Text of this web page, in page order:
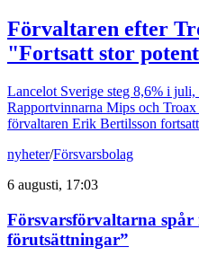
Förvaltaren efter
"Fortsatt stor
Lancelot Sverige steg 8,6% i
Rapportvinnarna Mips och
förvaltaren Erik Bertilsson
nyheter/Försvarsbolag
6 augusti, 17:03
Försvarsförvaltarna
förutsättningar”